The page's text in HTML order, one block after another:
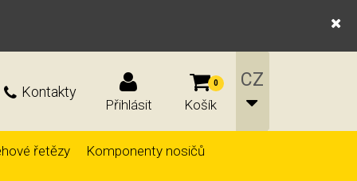
Kontakty
Přihlásit
0
Košík
řetězy Komponenty nosičů